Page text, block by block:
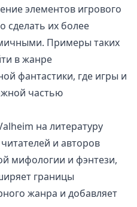
элементов игрового
сделать их более
Примеры таких
в жанре
фантастики, где игры и
частью
на литературу
и авторов
мифологии и фэнтези,
границы
жанра и добавляет